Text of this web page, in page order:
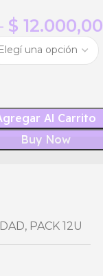
$ 12.000,00
Al Carrito
Buy Now
, PACK 12U